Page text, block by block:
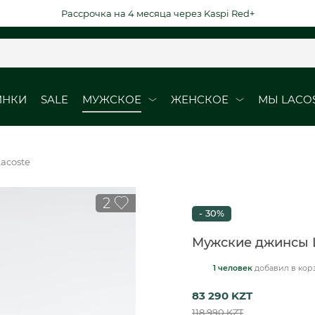
Рассрочка на 4 месяца через Kaspi Red+
SALE МУЖСКОЕ
Кеды
ЖЕНСКОЕ
Кеды
МЫ
ДАТЫ DURABLE
2
- 30%
Мужские джинсы
1 человек добавил в
83 290 KZT
118 990 KZT